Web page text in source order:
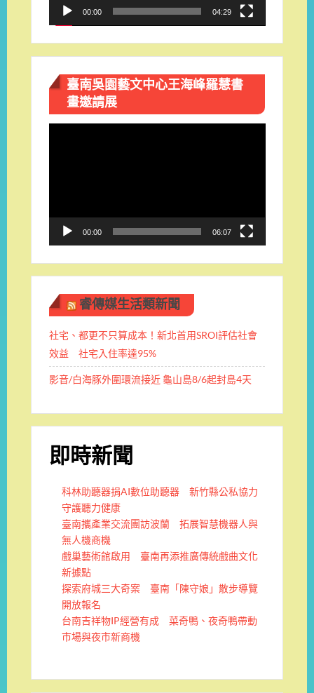
00:00 04:29
臺南吳園藝文中心王海峰羅慧書
畫邀請展
00:00 06:07
睿傳媒生活類新聞
社宅、都更不只算成本！新北首用SROI評估社會
效益 社宅入住率達95%
影音/白海豚外圍環流接近 龜山島8/6起封島4天
即時新聞
科林助聽器捐AI數位助聽器 新竹縣公私協力
守護聽力健康
臺南攜產業交流團訪波蘭 拓展智慧機器人與
無人機商機
戲巢藝術館啟用 臺南再添推廣傳統戲曲文化
新據點
探索府城三大奇案 臺南「陳守娘」散步導覽
開放報名
台南吉祥物IP經營有成 菜奇鴨、夜奇鴨帶動
市場與夜市新商機